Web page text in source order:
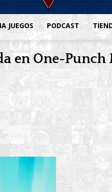
JUEGOS PODCAST
en One-